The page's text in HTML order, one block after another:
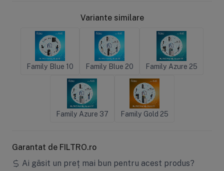
Variante similare
Family Blue 10 Family Blue 20 Family Azure 25
Family Azure 37 Family Gold 25
Garantat de FILTRO.ro
Ai găsit un preț mai bun pentru acest produs?